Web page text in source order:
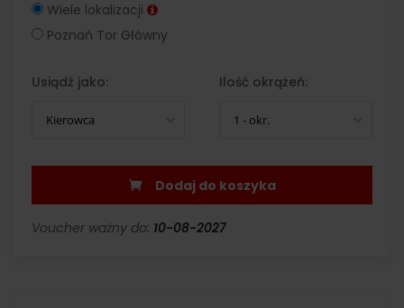
Wiele lokalizacji
Poznań Tor Główny
Usiądź jako:
Kierowca
Ilość okrążeń:
1 - okr.
Dodaj do koszyka
Voucher ważny do: 10-08-2027